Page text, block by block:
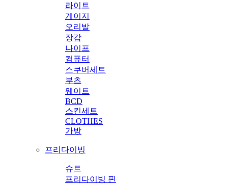
라이트
게이지
오리발
장갑
나이프
컴퓨터
스쿠버세트
부츠
웨이트
BCD
스킨세트
CLOTHES
가방
프리다이빙
슈트
프리다이빙 핀